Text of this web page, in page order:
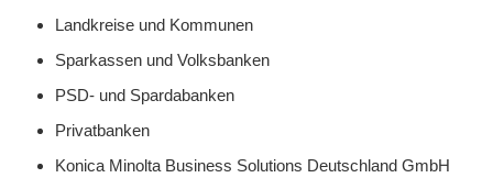
Landkreise und Kommunen
Sparkassen und Volksbanken
PSD- und Spardabanken
Privatbanken
Konica Minolta Business Solutions Deutschland GmbH